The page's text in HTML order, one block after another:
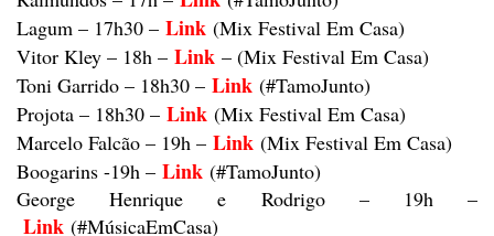
Lagum – 17h30 – Link (Mix Festival Em Casa)
Vitor Kley – 18h – Link – (Mix Festival Em Casa)
Toni Garrido – 18h30 – Link (#TamoJunto)
Projota – 18h30 – Link (Mix Festival Em Casa)
Marcelo Falcão – 19h – Link (Mix Festival Em Casa)
Boogarins -19h – Link (#TamoJunto)
George Henrique e Rodrigo – 19h –
Link (#MúsicaEmCasa)